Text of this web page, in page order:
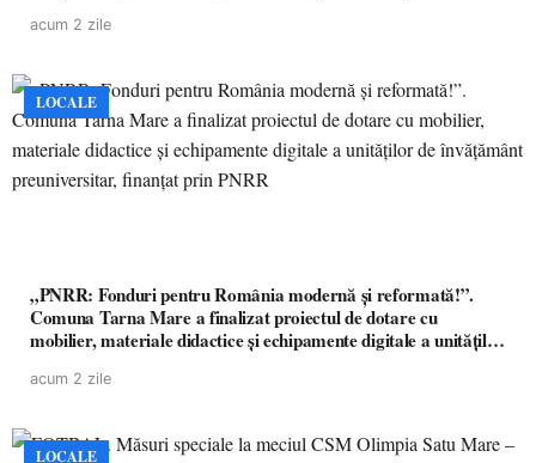
acum 2 zile
LOCALE
„PNRR: Fonduri pentru România modernă și reformată!”.
Comuna Tarna Mare a finalizat proiectul de dotare cu
mobilier, materiale didactice și echipamente digitale a unităților
acum 2 zile
LOCALE